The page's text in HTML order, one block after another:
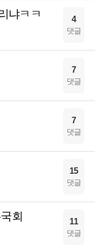
냐ㅋㅋ 4
댓글
7
댓글
7
댓글
15
댓글
회 11
댓글